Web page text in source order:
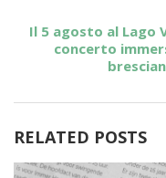
Il 5 agosto al Lago
concerto
RELATED POSTS